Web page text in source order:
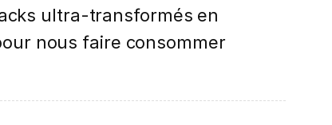
ultra-transformés en
nous faire consommer